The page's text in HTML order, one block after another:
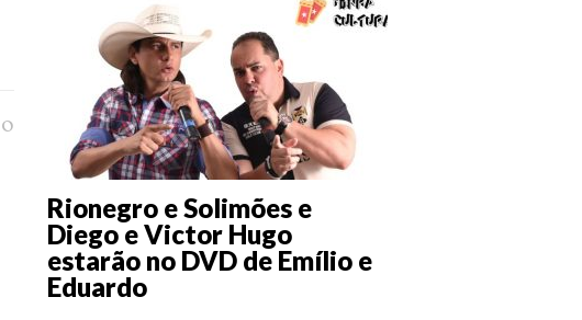
0
Rionegro e Solimões e
Diego e Victor Hugo
estarão no DVD de Emílio e
Eduardo